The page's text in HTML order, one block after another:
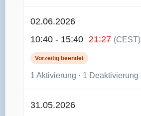
02.06.2026
10:40 - 15:40 21:27 (CEST)
Vorzeitig beendet
1 Aktivierung · 1 Deaktivierung
31.05.2026